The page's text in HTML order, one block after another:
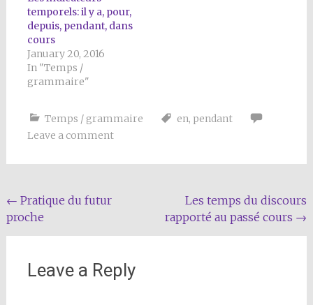
temporels: il y a, pour,
depuis, pendant, dans
cours
January 20, 2016
In "Temps /
grammaire"
Temps / grammaire en, pendant
Leave a comment
Post
navigation
← Pratique du futur
proche
Les temps du discours
rapporté au passé cours →
Leave a Reply